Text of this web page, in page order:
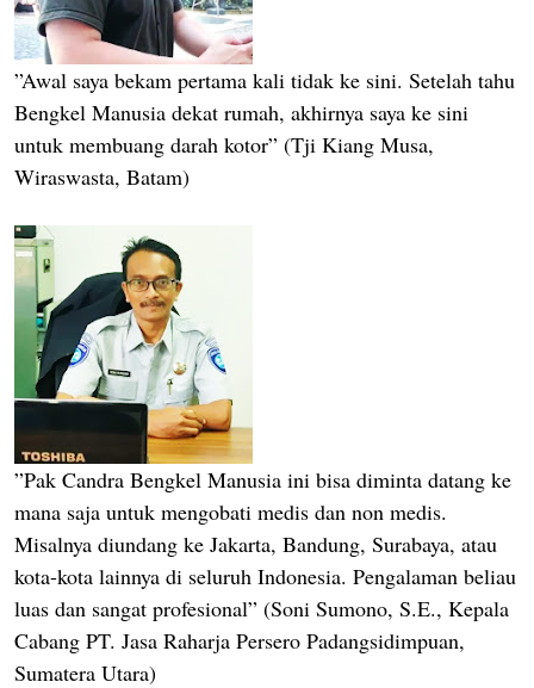
”Awal saya bekam pertama kali tidak ke sini. Setelah tahu
Bengkel Manusia dekat rumah, akhirnya saya ke sini
untuk membuang darah kotor” (Tji Kiang Musa,
Wiraswasta, Batam)
”Pak Candra Bengkel Manusia ini bisa diminta datang ke
mana saja untuk mengobati medis dan non medis.
Misalnya diundang ke Jakarta, Bandung, Surabaya, atau
kota-kota lainnya di seluruh Indonesia. Pengalaman beliau
luas dan sangat profesional” (Soni Sumono, S.E., Kepala
Cabang PT. Jasa Raharja Persero Padangsidimpuan,
Sumatera Utara)